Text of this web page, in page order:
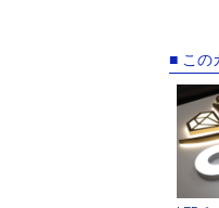
■ この